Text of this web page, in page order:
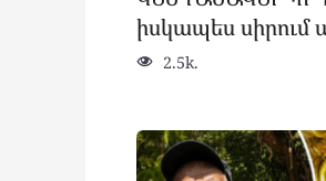
իսկապես սիրում
2.5k.